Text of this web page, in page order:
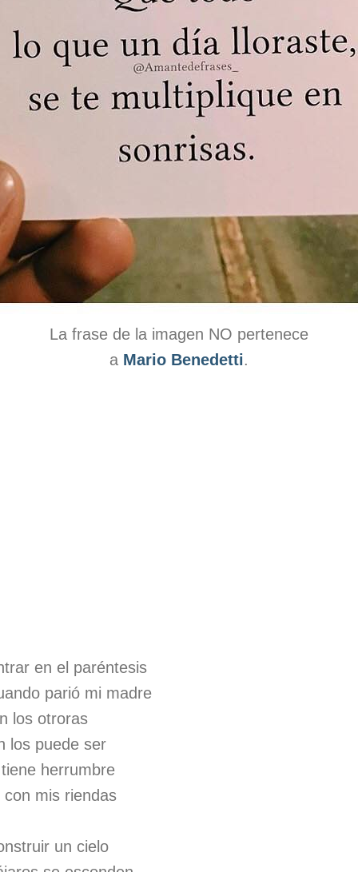
La frase de la imagen NO pertenece
a Mario Benedetti.
en el paréntesis
parió mi madre
los otroras
los puede ser
herrumbre
mis riendas
un cielo